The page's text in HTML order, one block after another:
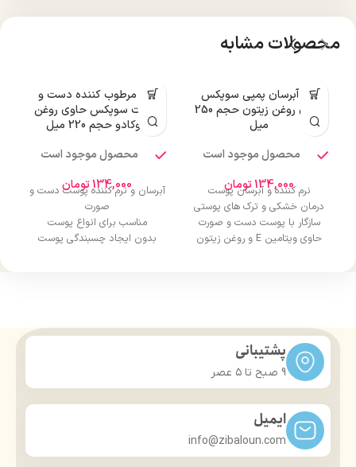
محصولات مشابه
کرم آبرسان پمپی سوپکس
حاوی روغن زیتون حجم 250
میل
محصول موجود است
134,000تومان
نرم کننده و آبرسان پوست
درمان خشکی و ترک های پوستی
سازگار با پوست دست و صورت
حاوی ویتامین E و روغن زیتون
کرم مرطوب کننده دست و
صورت سوپکس حاوی روغن
آووکادو حجم 220 میل
محصول موجود است
134,000تومان
آبرسان و نرم کننده پوست دست و
صورت
مناسب برای انواع پوست
بدون ایجاد چسبندگی پوست
پشتیبانی
9 صبح تا ۵ عصر
ایمیل
info@zibaloun.com